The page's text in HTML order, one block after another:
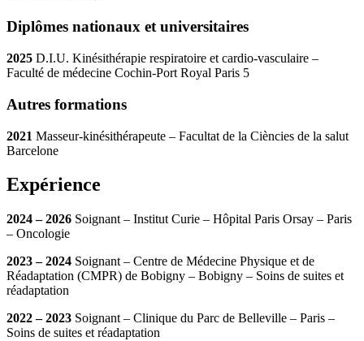
Diplômes nationaux et universitaires
2025 D.I.U. Kinésithérapie respiratoire et cardio-vasculaire –
Faculté de médecine Cochin-Port Royal Paris 5
Autres formations
2021 Masseur-kinésithérapeute – Facultat de la Ciències de la salut
Barcelone
Expérience
2024 – 2026 Soignant – Institut Curie – Hôpital Paris Orsay – Paris
– Oncologie
2023 – 2024 Soignant – Centre de Médecine Physique et de
Réadaptation (CMPR) de Bobigny – Bobigny – Soins de suites et
réadaptation
2022 – 2023 Soignant – Clinique du Parc de Belleville – Paris –
Soins de suites et réadaptation